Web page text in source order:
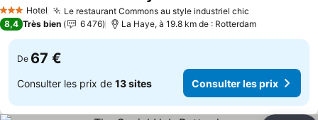
3 ÉtoilesHotel Le restaurant Commons au style industriel chic
8,4 Très bien 6 476 La Haye, à 19.8 km de : Rotterdam
De 67 €
Consulter les prix de 13 sites Consulter les prix